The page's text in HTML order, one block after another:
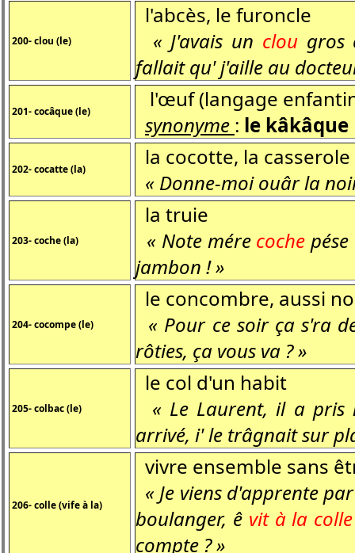
200- clou (le)
l'abcès, le furoncle
« J'avais un clougros
fallait qu' j'aille au
201- cocâque (le)
l'œuf (langage
synonyme : le kâkâque
202- cocatte (la)
la cocotte, la casserole
« Donne-moi ouâr la
203- coche (la)
la truie
« Note mére coche
jambon ! »
204- cocompe (le)
le concombre, aussi
« Pour ce soir ça s'ra
rôties, ça vous va ? »
205- colbac (le)
le col d'un habit
« Le Laurent, il a pris
arrivé, i' le trâgnait sur
206- colle (vife à la)
vivre ensemble sans
« Je viens d'apprente
boulanger, ê vit à la
compte ? »